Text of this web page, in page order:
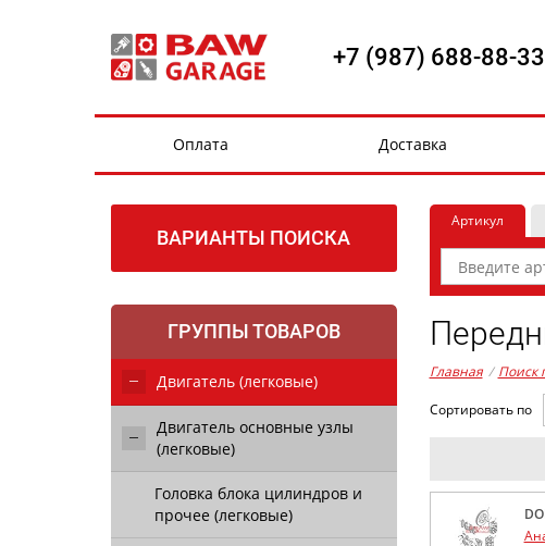
+7 (987) 688-88-33
Оплата Доставка
ВАРИАНТЫ ПОИСКА
ГРУППЫ ТОВАРОВ
Двигатель (легковые)
Двигатель основные узлы
(легковые)
Головка блока цилиндров и
прочее (легковые)
Артикул
Главная / Поиск
Сортировать по